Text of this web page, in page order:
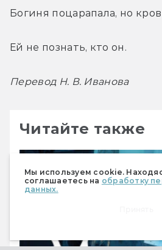
Мы используем cookie.
соглашаетесь на обработку
данных.
Богиня поцарапала, но
Ей не познать, кто он.
Перевод Н. В. Иванова
Читайте также